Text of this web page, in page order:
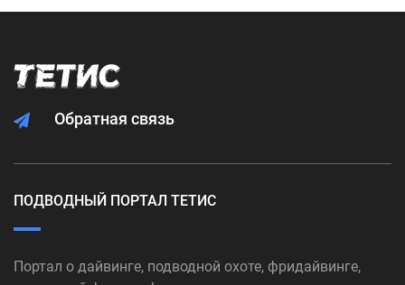
Обратная связь
ПОДВОДНЫЙ ПОРТАЛ ТЕТИС
Портал о дайвинге, подводной охоте, фридайвинге,